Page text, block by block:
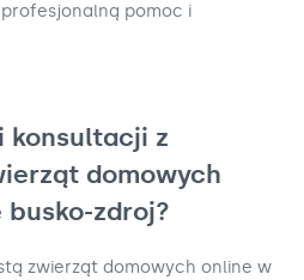
pomoc i
konsultacji z
domowych
zdroj?
zwierząt domowych online w